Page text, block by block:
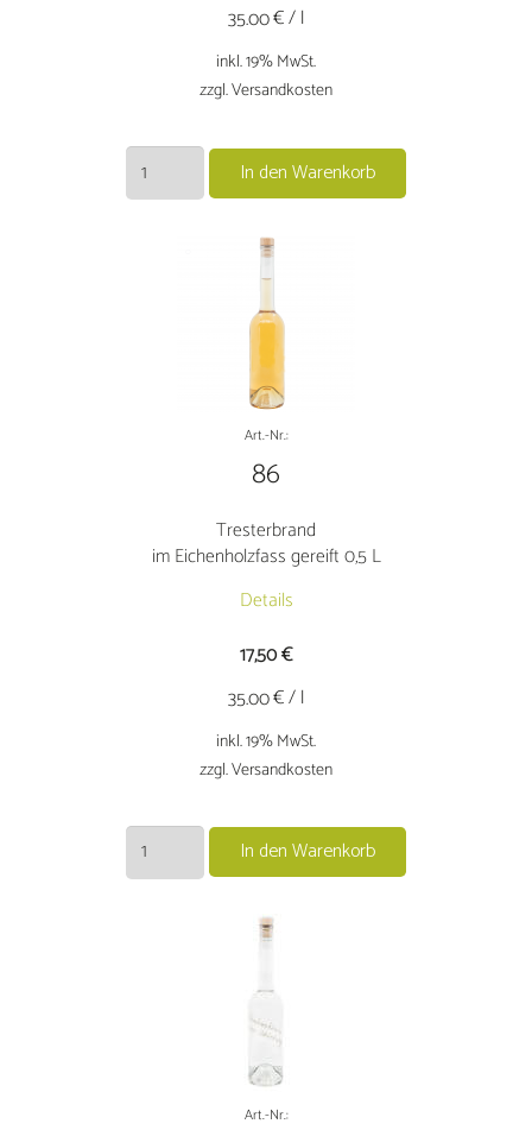
35.00€ / l
inkl. 19% MwSt.
zzgl. Versandkosten
Traubenbrand
trifft
In den Warenkorb
Art.-Nr.:
86
Tresterbrand
im Eichenholzfass gereift 0,5 L
Details
17,50€
35.00€ / l
inkl. 19% MwSt.
zzgl. Versandkosten
Tresterbrandim
Eichenholzfass
In den Warenkorb
Art.-Nr.: